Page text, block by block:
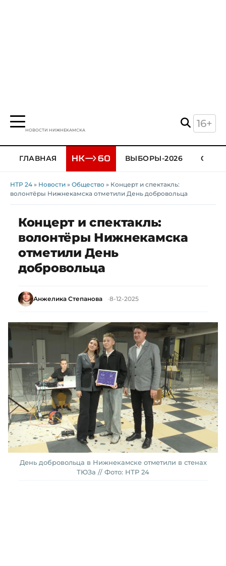
НОВОСТИ НИЖНЕКАМСКА
16+
ГЛАВНАЯ ВЫБОРЫ-2026
НТР 24 » Новости » Общество » Концерт и спектакль:
волонтёры Нижнекамска отметили День добровольца
Концерт и спектакль:
волонтёры Нижнекамска
отметили День
добровольца
Анжелика Степанова 8-12-2025
День добровольца в Нижнекамске отметили в стенах
ТЮЗа // Фото: НТР 24